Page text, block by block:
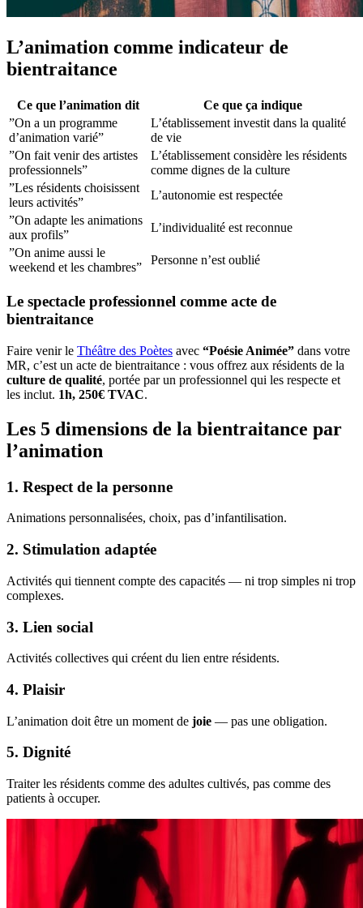
L’animation comme indicateur de
bientraitance
Ce que l’animation dit
Ce que ça indique
”On a un programme
d’animation varié”
L’établissement investit dans la qualité
de vie
”On fait venir des artistes
professionnels”
L’établissement considère les résidents
comme dignes de la culture
”Les résidents choisissent
leurs activités”
L’autonomie est respectée
”On adapte les animations
aux profils”
L’individualité est reconnue
”On anime aussi le
weekend et les chambres”
Personne n’est oublié
Le spectacle professionnel comme acte de
bientraitance
Faire venir le Théâtre des Poètes avec “Poésie Animée” dans votre
MR, c’est un acte de bientraitance : vous offrez aux résidents de la
culture de qualité, portée par un professionnel qui les respecte et
les inclut. 1h, 250€ TVAC.
Les 5 dimensions de la bientraitance par
l’animation
1. Respect de la personne
Animations personnalisées, choix, pas d’infantilisation.
2. Stimulation adaptée
Activités qui tiennent compte des capacités — ni trop simples ni trop
complexes.
3. Lien social
Activités collectives qui créent du lien entre résidents.
4. Plaisir
L’animation doit être un moment de joie — pas une obligation.
5. Dignité
Traiter les résidents comme des adultes cultivés, pas comme des
patients à occuper.